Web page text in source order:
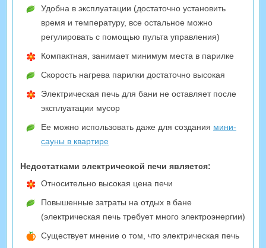
Удобна в эксплуатации (достаточно установить
время и температуру, все остальное можно
регулировать с помощью пульта управления)
Компактная, занимает минимум места в парилке
Скорость нагрева парилки достаточно высокая
Электрическая печь для бани не оставляет после
эксплуатации мусор
Ее можно использовать даже для создания мини-
сауны в квартире
Недостатками электрической печи является:
Относительно высокая цена печи
Повышенные затраты на отдых в бане
(электрическая печь требует много электроэнергии)
Существует мнение о том, что электрическая печь